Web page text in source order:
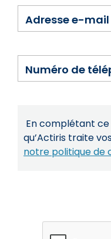
Adresse e-mail
Numéro de
En complétant
qu’Actiris traite
notre politique de